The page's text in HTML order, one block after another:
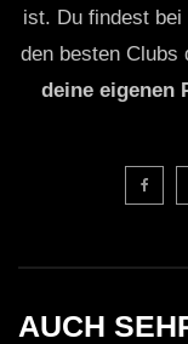
ist. Du findest
den besten Clubs
deine eigenen
AUCH